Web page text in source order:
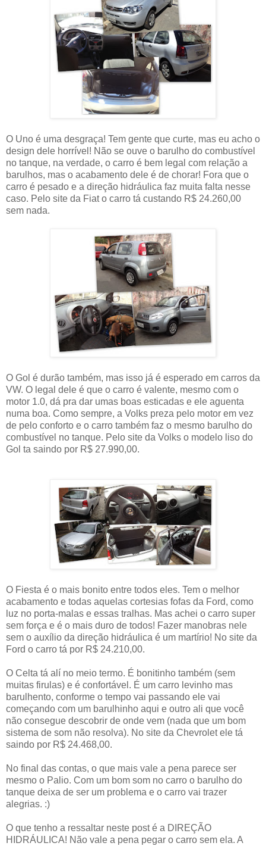
O Uno é uma desgraça! Tem gente que curte, mas eu acho o
design dele horrível! Não se ouve o barulho do combustível
no tanque, na verdade, o carro é bem legal com relação a
barulhos, mas o acabamento dele é de chorar! Fora que o
carro é pesado e a direção hidráulica faz muita falta nesse
caso. Pelo site da Fiat o carro tá custando R$ 24.260,00
sem nada.
O Gol é durão também, mas isso já é esperado em carros da
VW. O legal dele é que o carro é valente, mesmo com o
motor 1.0, dá pra dar umas boas esticadas e ele aguenta
numa boa. Como sempre, a Volks preza pelo motor em vez
de pelo conforto e o carro também faz o mesmo barulho do
combustível no tanque. Pelo site da Volks o modelo liso do
Gol ta saindo por R$ 27.990,00.
O Fiesta é o mais bonito entre todos eles. Tem o melhor
acabamento e todas aquelas cortesias fofas da Ford, como
luz no porta-malas e essas tralhas. Mas achei o carro super
sem força e é o mais duro de todos! Fazer manobras nele
sem o auxílio da direção hidráulica é um martírio! No site da
Ford o carro tá por R$ 24.210,00.
O Celta tá alí no meio termo. É bonitinho também (sem
muitas firulas) e é confortável. É um carro levinho mas
barulhento, conforme o tempo vai passando ele vai
começando com um barulhinho aqui e outro ali que você
não consegue descobrir de onde vem (nada que um bom
sistema de som não resolva). No site da Chevrolet ele tá
saindo por R$ 24.468,00.
No final das contas, o que mais vale a pena parece ser
mesmo o Palio. Com um bom som no carro o barulho do
tanque deixa de ser um problema e o carro vai trazer
alegrias. :)
O que tenho a ressaltar neste post é a DIREÇÃO
HIDRÁULICA! Não vale a pena pegar o carro sem ela. A